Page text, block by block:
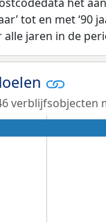
tot en met ‘90
jaren in de